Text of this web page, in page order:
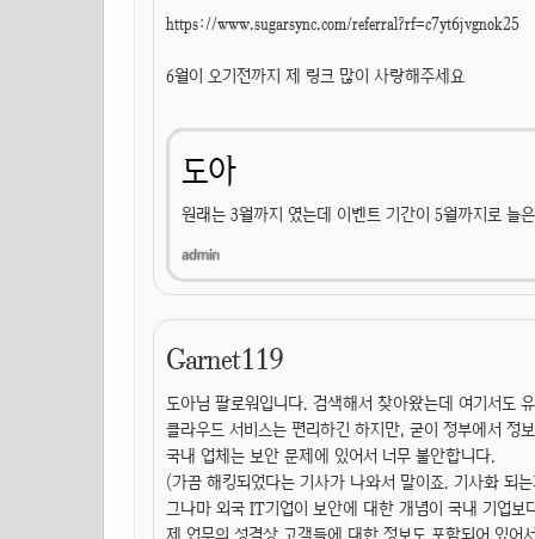
https://www.sugarsync.com/referral?rf=c7yt6jvgnok25
6월이 오기전까지 제 링크 많이 사랑해주세요
도아
원래는 3월까지 였는데 이벤트 기간이 5월까지로 늘
Garnet119
도아님 팔로워입니다. 검색해서 찾아왔는데 여기서도
클라우드 서비스는 편리하긴 하지만, 굳이 정부에서 정
국내 업체는 보안 문제에 있어서 너무 불안합니다.
(가끔 해킹되었다는 기사가 나와서 말이죠. 기사화 되
그나마 외국 IT기업이 보안에 대한 개념이 국내 기업
제 업무의 성격상 고객들에 대한 정보도 포함되어 있어